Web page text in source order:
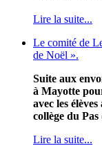
Lire la suite...
Le comité de
de Noël ».
Suite aux
à Mayotte
avec les
collège du Pas
Lire la suite...